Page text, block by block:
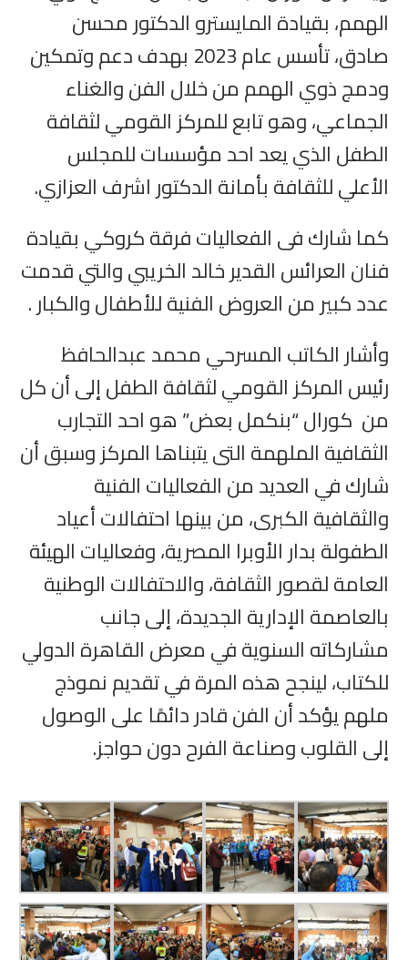
الهمم، بقيادة المايسترو الدكتور محسن
صادق، تأسس عام 2023 بهدف دعم وتمكين
ودمج ذوي الهمم من خلال الفن والغناء
الجماعي، وهو تابع للمركز القومي لثقافة
الطفل الذي يعد احد مؤسسات للمجلس
الأعلي للثقافة بأمانة الدكتور اشرف العزازي.
كما شارك فى الفعاليات فرقة كروكي بقيادة
فنان العرائس القدير خالد الخريبي والتي قدمت
عدد كبير من العروض الفنية للأطفال والكبار .
وأشار الكاتب المسرحي محمد عبدالحافظ
رئيس المركز القومي لثقافة الطفل إلى أن كل
من كورال “بنكمل بعض” هو احد التجارب
الثقافية الملهمة التى يتبناها المركز وسبق أن
شارك في العديد من الفعاليات الفنية
والثقافية الكبرى، من بينها احتفالات أعياد
الطفولة بدار الأوبرا المصرية، وفعاليات الهيئة
العامة لقصور الثقافة، والاحتفالات الوطنية
بالعاصمة الإدارية الجديدة، إلى جانب
مشاركاته السنوية في معرض القاهرة الدولي
للكتاب، لينجح هذه المرة في تقديم نموذج
ملهم يؤكد أن الفن قادر دائمًا على الوصول
إلى القلوب وصناعة الفرح دون حواجز.